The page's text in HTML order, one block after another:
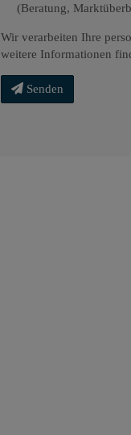
(Beratung,
Wir verarbeiten Ihre
weitere Informationen
Senden